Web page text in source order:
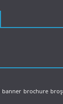
banner brochure